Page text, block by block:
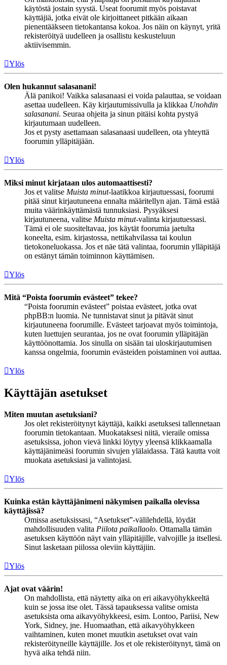
käytöstä jostain syystä. Useat foorumit myös poistavat
käyttäjiä, jotka eivät ole kirjoittaneet pitkään aikaan
pienentääkseen tietokantansa kokoa. Jos näin on käynyt, yritä
rekisteröityä uudelleen ja osallistu keskusteluun
aktiivisemmin.
Ylös
Olen hukannut salasanani!
Älä panikoi! Vaikka salasanaasi ei voida palauttaa, se voidaan
asettaa uudelleen. Käy kirjautumissivulla ja klikkaa Unohdin
salasanani. Seuraa ohjeita ja sinun pitäisi kohta pystyä
kirjautumaan uudelleen.
Jos et pysty asettamaan salasanaasi uudelleen, ota yhteyttä
foorumin ylläpitäjään.
Ylös
Miksi minut kirjataan ulos automaattisesti?
Jos et valitse Muista minut-laatikkoa kirjautuessasi, foorumi
pitää sinut kirjautuneena ennalta määritellyn ajan. Tämä estää
muita väärinkäyttämästä tunnuksiasi. Pysyäksesi
kirjautuneena, valitse Muista minut-valinta kirjautuessasi.
Tämä ei ole suositeltavaa, jos käytät foorumia jaetulta
koneelta, esim. kirjastossa, nettikahvilassa tai koulun
tietokoneluokassa. Jos et näe tätä valintaa, foorumin ylläpitäjä
on estänyt tämän toiminnon käyttämisen.
Ylös
Mitä “Poista foorumin evästeet” tekee?
“Poista foorumin evästeet” poistaa evästeet, jotka ovat
phpBB:n luomia. Ne tunnistavat sinut ja pitävät sinut
kirjautuneena foorumille. Evästeet tarjoavat myös toimintoja,
kuten luettujen seurantaa, jos ne ovat foorumin ylläpitäjän
käyttöönottamia. Jos sinulla on sisään tai uloskirjautumisen
kanssa ongelmia, foorumin evästeiden poistaminen voi auttaa.
Ylös
Käyttäjän asetukset
Miten muutan asetuksiani?
Jos olet rekisteröitynyt käyttäjä, kaikki asetuksesi tallennetaan
foorumin tietokantaan. Muokataksesi niitä, vieraile omissa
asetuksissa, johon vievä linkki löytyy yleensä klikkaamalla
käyttäjänimeäsi foorumin sivujen ylälaidassa. Tätä kautta voit
muokata asetuksiasi ja valintojasi.
Ylös
Kuinka estän käyttäjänimeni näkymisen paikalla olevissa
käyttäjissä?
Omissa asetuksissasi, “Asetukset”-välilehdellä, löydät
mahdollisuuden valita Piilota paikallaolo. Ottamalla tämän
asetuksen käyttöön näyt vain ylläpitäjille, valvojille ja itsellesi.
Sinut lasketaan piilossa oleviin käyttäjiin.
Ylös
Ajat ovat väärin!
On mahdollista, että näytetty aika on eri aikavyöhykkeeltä
kuin se jossa itse olet. Tässä tapauksessa valitse omista
asetuksista oma aikavyöhykkeesi, esim. Lontoo, Pariisi, New
York, Sidney, jne. Huomaathan, että aikavyöhykkeen
vaihtaminen, kuten monet muutkin asetukset ovat vain
rekisteröityneille käyttäjille. Jos et ole rekisteröitynyt, tämä on
hyvä aika tehdä niin.